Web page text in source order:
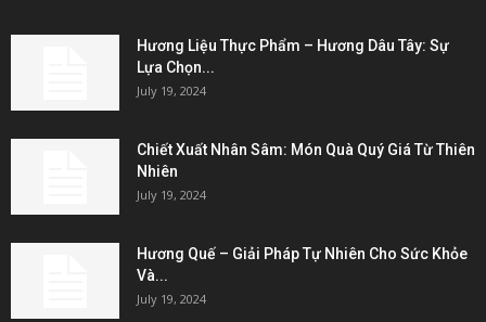
Hương Liệu Thực Phẩm – Hương Dâu Tây: Sự
Lựa Chọn...
July 19, 2024
Chiết Xuất Nhân Sâm: Món Quà Quý Giá Từ Thiên
Nhiên
July 19, 2024
Hương Quế – Giải Pháp Tự Nhiên Cho Sức Khỏe
Và...
July 19, 2024